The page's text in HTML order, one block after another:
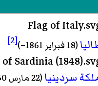
(18 فبراير 1861–) [2]
سردينيا (22 مارس 1860–17 فبراير 1861)